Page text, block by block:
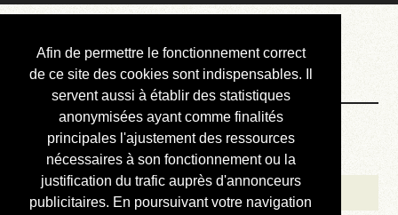
Afin de permettre le fonctionnement correct
de ce site des cookies sont indispensables. Il
servent aussi à établir des statistiques
anonymisées ayant comme finalités
principales l'ajustement des ressources
nécessaires à son fonctionnement ou la
justification du trafic auprès d'annonceurs
publicitaires. En poursuivant votre navigation
Courbis, « LE »
Blog Officiel
Bienvenue
Réalisations
Divers (et d’été)